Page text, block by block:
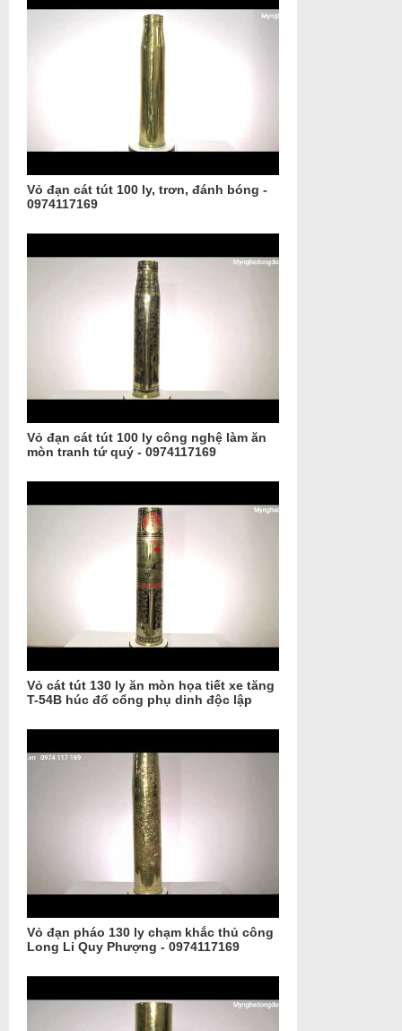
Vỏ đạn cát tút 100 ly, trơn, đánh bóng -
0974117169
Vỏ đạn cát tút 100 ly công nghệ làm ăn
mòn tranh tứ quý - 0974117169
Vỏ cát tút 130 ly ăn mòn họa tiết xe tăng
T-54B húc đổ cổng phụ dinh độc lập
Vỏ đạn pháo 130 ly chạm khắc thủ công
Long Li Quy Phượng - 0974117169